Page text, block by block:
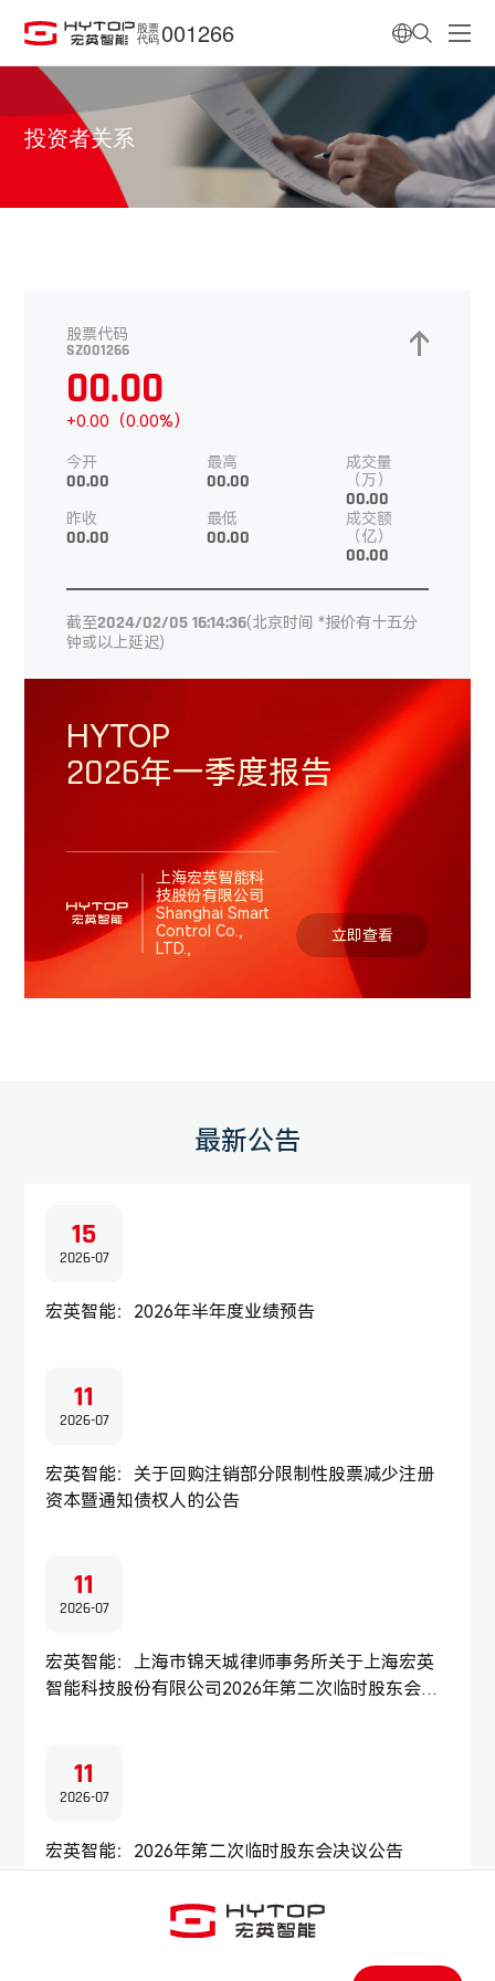
股票
代码 001266
投资者关系